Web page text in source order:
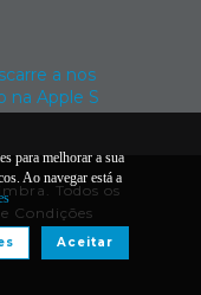
Todos os
Condições
para melhorar a sua
Ao navegar está a
Aceitar